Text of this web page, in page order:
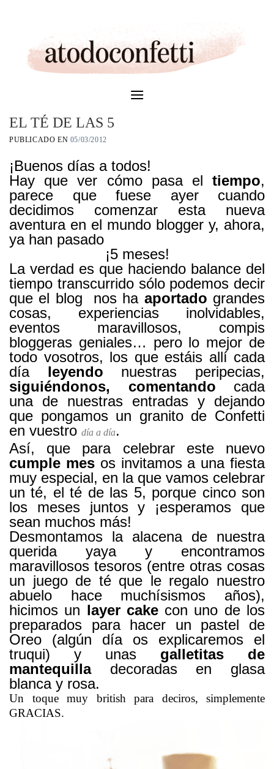
EL TÉ DE LAS 5
PUBLICADO EN 05/03/2012
¡Buenos días a todos!
Hay que ver cómo pasa el tiempo,
parece que fuese ayer cuando
decidimos comenzar esta nueva
aventura en el mundo blogger y, ahora,
ya han pasado
¡5 meses!
La verdad es que haciendo balance del
tiempo transcurrido sólo podemos decir
que el blog nos ha aportado grandes
cosas, experiencias inolvidables,
eventos maravillosos, compis
bloggeras geniales… pero lo mejor de
todo vosotros, los que estáis allí cada
día leyendo nuestras peripecias,
siguiéndonos,
comentando cada
una de nuestras entradas y dejando
que pongamos un granito de Confetti
en vuestro día a día.
Así, que para celebrar este nuevo
cumple mes os invitamos a una fiesta
muy especial, en la que vamos celebrar
un té, el té de las 5, porque cinco son
los meses juntos y ¡esperamos que
sean muchos más!
Desmontamos la alacena de nuestra
querida yaya y encontramos
maravillosos tesoros (entre otras cosas
un juego de té que le regalo nuestro
abuelo hace muchísismos años),
hicimos un layer cakecon uno de los
preparados para hacer un pastel de
Oreo (algún día os explicaremos el
truqui) y unas galletitas de
mantequilladecoradas en glasa
blanca y rosa.
Un toque muy british para deciros, simplemente
GRACIAS.